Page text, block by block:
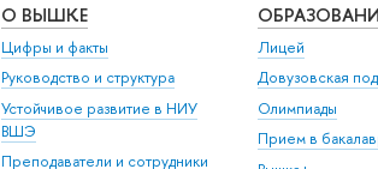
О ВЫШКЕ
Цифры и факты
Руководство и структура
Устойчивое развитие в НИУ
ВШЭ
Преподаватели и сотрудники
Лицей
Довузовская
Олимпиады
Прием в